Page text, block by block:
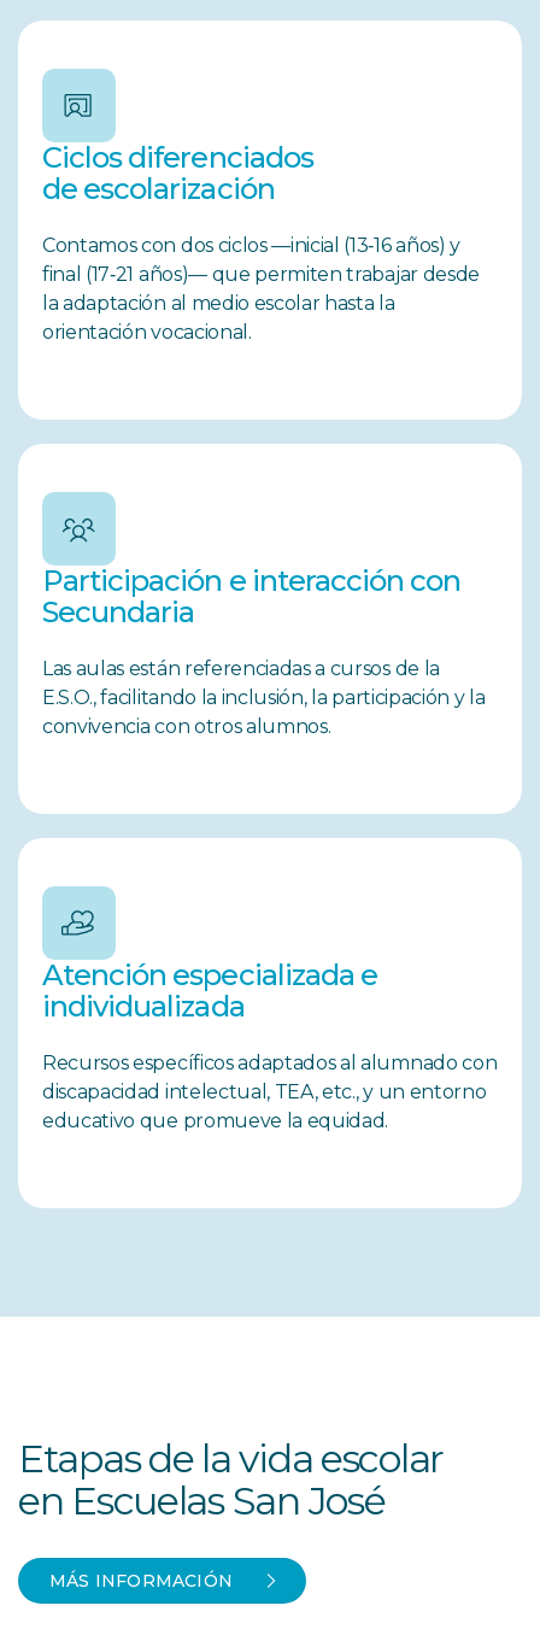
Ciclos diferenciados
de escolarización
Contamos con dos ciclos —inicial (13‑16 años) y
final (17‑21 años)— que permiten trabajar desde
la adaptación al medio escolar hasta la
orientación vocacional.
Participación e interacción con
Secundaria
Las aulas están referenciadas a cursos de la
E.S.O., facilitando la inclusión, la participación y la
convivencia con otros alumnos.
Atención especializada e
individualizada
Recursos específicos adaptados al alumnado con
discapacidad intelectual, TEA, etc., y un entorno
educativo que promueve la equidad.
Etapas de la vida escolar
en Escuelas San José
MÁS INFORMACIÓN